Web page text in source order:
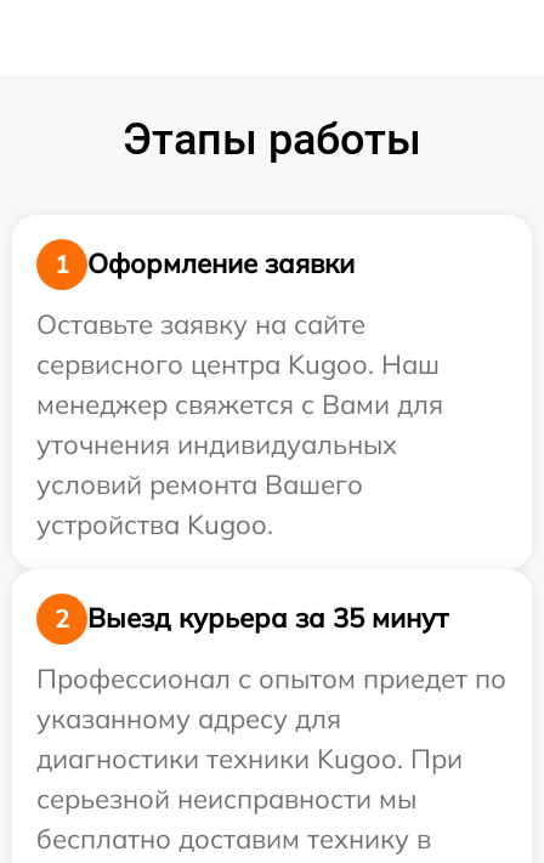
Этапы работы
1
Оформление заявки
Оставьте заявку на сайте
сервисного центра Kugoo. Наш
менеджер свяжется с Вами для
уточнения индивидуальных
условий ремонта Вашего
устройства Kugoo.
2
Выезд курьера за 35 минут
Профессионал с опытом приедет по
указанному адресу для
диагностики техники Kugoo. При
серьезной неисправности мы
бесплатно доставим технику в